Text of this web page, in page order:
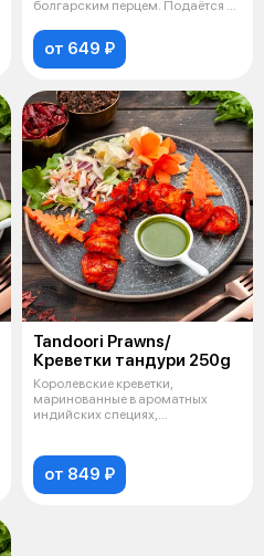
болгарским перцем. Подаётся с
от 649 ₽
Tandoori Prawns/
Креветки тандури 250g
Королевские креветки,
маринованные в ароматных
индийских специях,
от 849 ₽